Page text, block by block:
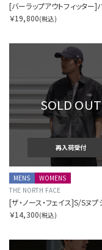
￥19,800(税込)
SOLD OUT
再入荷受付
MENS
WOMENS
THE NORTH FACE
￥14,300(税込)